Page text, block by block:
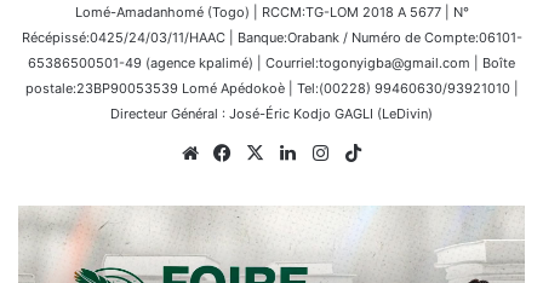
Lomé-Amadanhomé (Togo) | RCCM:TG-LOM 2018 A 5677 | N°
Récépissé:0425/24/03/11/HAAC | Banque:Orabank / Numéro de Compte:06101-
65386500501-49 (agence kpalimé) | Courriel:togonyigba@gmail.com | Boîte
postale:23BP90053539 Lomé Apédokoè | Tel:(00228) 99460630/93921010 |
Directeur Général : José-Éric Kodjo GAGLI (LeDivin)
WebsiteFacebook
X LinkedinInstagram